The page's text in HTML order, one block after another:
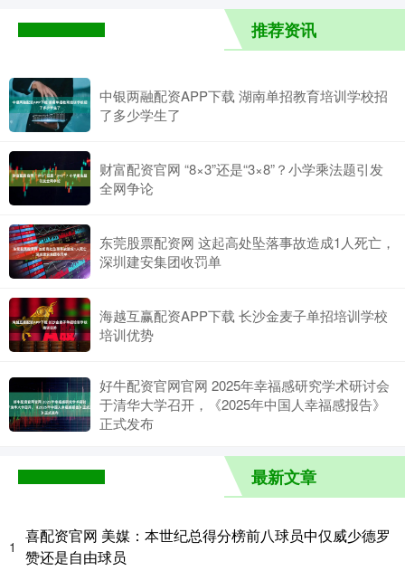
推荐资讯
中银两融配资APP下载 湖南单招教育培训学校招
了多少学生了
财富配资官网 “8×3”还是“3×8”？小学乘法题引发
全网争论
东莞股票配资网 这起高处坠落事故造成1人死亡，
深圳建安集团收罚单
海越互赢配资APP下载 长沙金麦子单招培训学校
培训优势
好牛配资官网官网 2025年幸福感研究学术研讨会
于清华大学召开，《2025年中国人幸福感报告》
正式发布
最新文章
1
喜配资官网 美媒：本世纪总得分榜前八球员中仅威少德罗
赞还是自由球员